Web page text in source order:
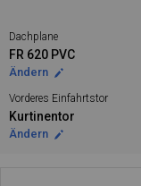
Dachplane
FR 620 PVC
Ändern
Vorderes Einfahrtstor
Kurtinentor
Ändern